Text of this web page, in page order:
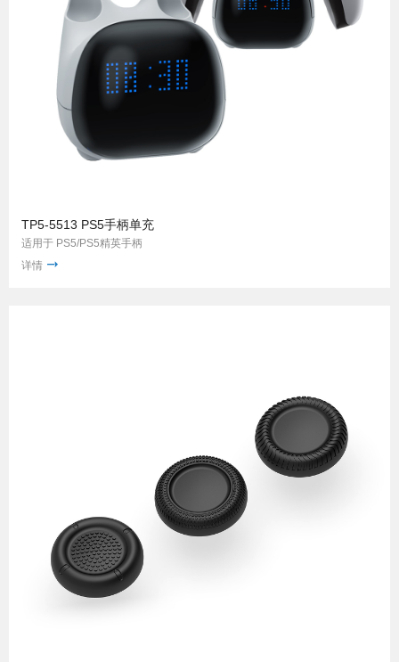
TP5-5513 PS5手柄单充
适用于 PS5/PS5精英手柄
详情